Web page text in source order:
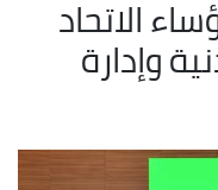
الاتحاد
وإدارة